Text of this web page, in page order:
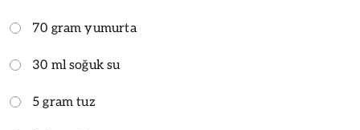
70 gram yumurta
30 ml soğuk su
5 gram tuz